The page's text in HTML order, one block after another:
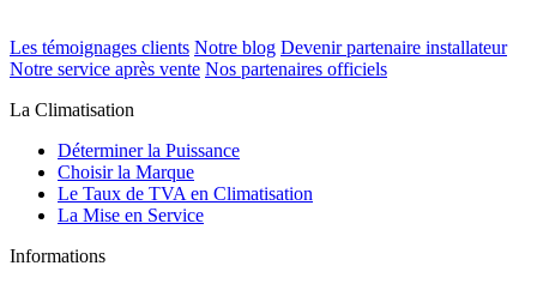
Les témoignages clients Notre blog Devenir partenaire installateur
Notre service après vente Nos partenaires officiels
La Climatisation
Déterminer la Puissance
Choisir la Marque
Le Taux de TVA en Climatisation
La Mise en Service
Informations